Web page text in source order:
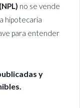
no se vende
hipotecaria
para entender
y